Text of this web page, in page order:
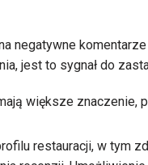
negatywne
jest to sygnał do
większe znaczenie,
restauracji, w tym